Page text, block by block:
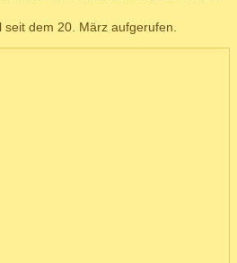
dem 20. März aufgerufen.